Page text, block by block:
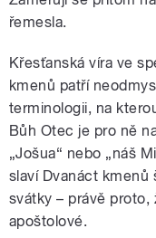
řemesla.
Křesťanská víra ve
kmenů patří
terminologii, na
Bůh Otec je pro ně
„Jošua“ nebo „náš
slaví Dvanáct kmenů
svátky – právě proto,
apoštolové.